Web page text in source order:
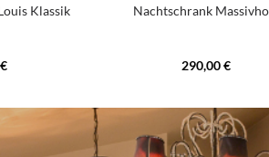
Klassik Nachtschrank
290,00 €